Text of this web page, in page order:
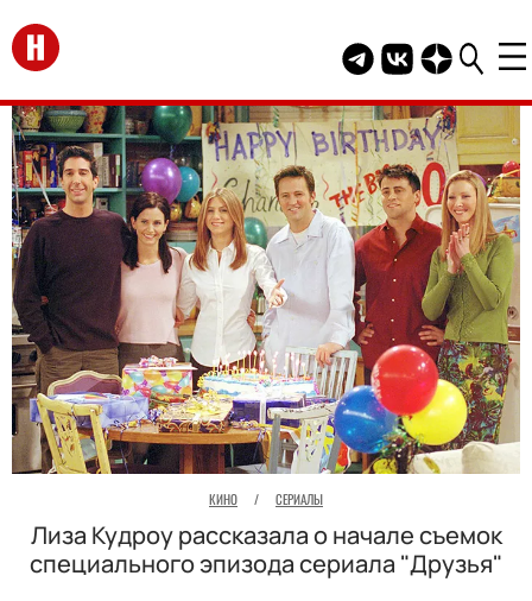
Перейти на главную
Telegram канал
Группа HELLO
Канал
КИНО / СЕРИАЛЫ
Лиза Кудроу рассказала о начале съемок
специального эпизода сериала "Друзья"